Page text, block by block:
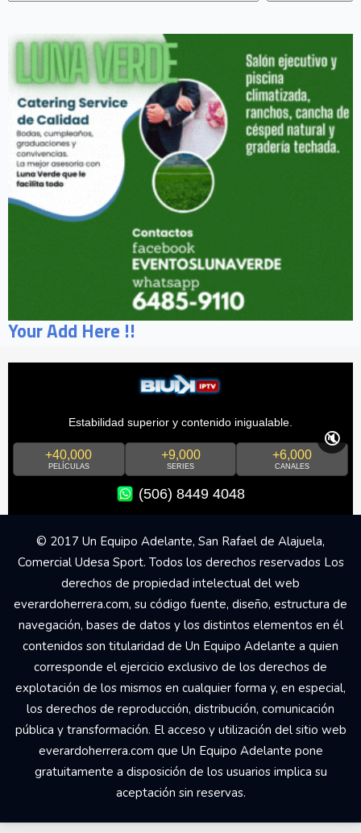
Your Add Here !!
Estabilidad superior y contenido inigualable.
+40,000
PELÍCULAS
+9,000
SERIES
+6,000
CANALES
(506) 8449 4048
🔇
© 2017 Un Equipo Adelante, San Rafael de Alajuela,
Comercial Udesa Sport. Todos los derechos reservados Los
derechos de propiedad intelectual del web
everardoherrera.com, su código fuente, diseño, estructura de
navegación, bases de datos y los distintos elementos en él
contenidos son titularidad de Un Equipo Adelante a quien
corresponde el ejercicio exclusivo de los derechos de
explotación de los mismos en cualquier forma y, en especial,
los derechos de reproducción, distribución, comunicación
pública y transformación. El acceso y utilización del sitio web
everardoherrera.com que Un Equipo Adelante pone
gratuitamente a disposición de los usuarios implica su
aceptación sin reservas.